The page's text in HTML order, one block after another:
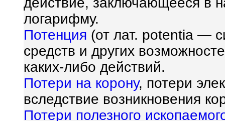
логарифму.
Потенция (от лат. potentia —
средств и других
каких-либо действий.
Потери на корону, потери
вследствие возникновения
Потери полезного